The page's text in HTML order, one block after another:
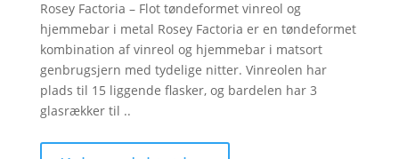
Rosey Factoria – Flot tøndeformet vinreol og
hjemmebar i metal Rosey Factoria er en tøndeformet
kombination af vinreol og hjemmebar i matsort
genbrugsjern med tydelige nitter. Vinreolen har
plads til 15 liggende flasker, og bardelen har 3
glasrækker til ..